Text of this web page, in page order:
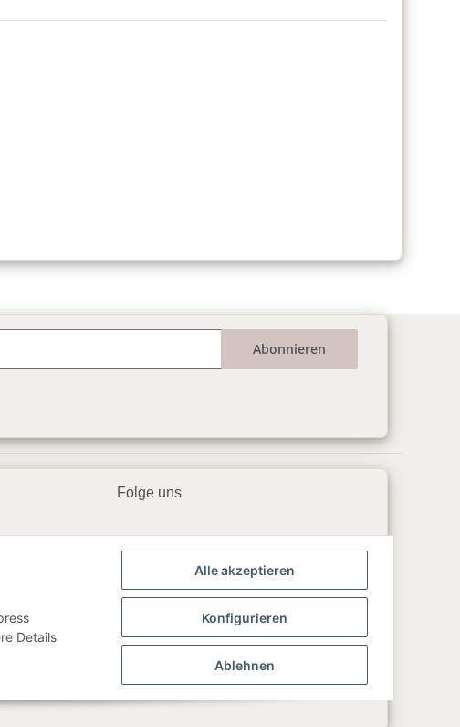
Abonnieren
Folge uns
▶️ YouTube
📘 Facebook
📸 Instagram
🎵 TikTok
Details
Alle akzeptieren
Konfigurieren
Ablehnen